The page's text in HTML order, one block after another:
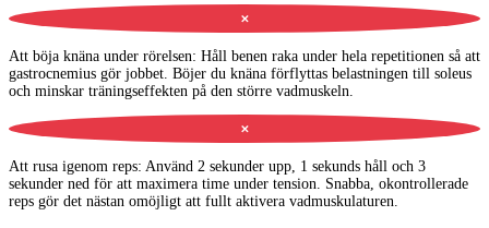
✕
Att böja knäna under rörelsen: Håll benen raka under hela repetitionen så att
gastrocnemius gör jobbet. Böjer du knäna förflyttas belastningen till soleus
och minskar träningseffekten på den större vadmuskeln.
✕
Att rusa igenom reps: Använd 2 sekunder upp, 1 sekunds håll och 3
sekunder ned för att maximera time under tension. Snabba, okontrollerade
reps gör det nästan omöjligt att fullt aktivera vadmuskulaturen.